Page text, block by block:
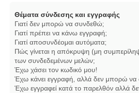
Θέματα σύνδεσης και εγγραφής
Γιατί δεν μπορώ να συνδεθώ;
Γιατί πρέπει να κάνω εγγραφή;
Γιατί αποσυνδέομαι αυτόματα;
Πώς γίνεται η απόκρυψη (μη
των συνδεδεμένων μελών;
Έχω χάσει τον κωδικό μου!
Έχω κάνει εγγραφή, αλλά δεν μπορώ
Έχω εγγραφεί κατά το παρελθόν αλλά